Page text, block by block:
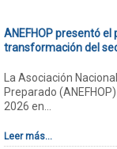
ANEFHOP presentó
transformación del
La Asociación
Preparado
2026 en...
Leer más...